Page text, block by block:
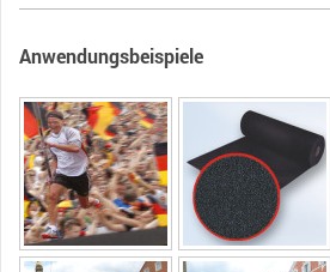
Anwendungsbeispiele